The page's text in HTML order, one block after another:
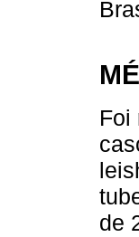
Foi
de